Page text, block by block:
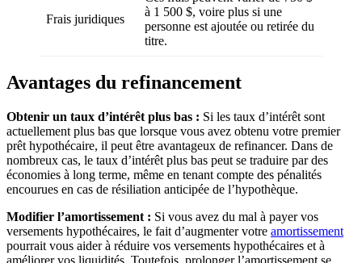
Frais juridiques
à 1 500 $, voire plus si une
personne est ajoutée ou retirée du
titre.
Avantages du refinancement
Obtenir un taux d’intérêt plus bas : Si les taux d’intérêt sont
actuellement plus bas que lorsque vous avez obtenu votre premier
prêt hypothécaire, il peut être avantageux de refinancer. Dans de
nombreux cas, le taux d’intérêt plus bas peut se traduire par des
économies à long terme, même en tenant compte des pénalités
encourues en cas de résiliation anticipée de l’hypothèque.
Modifier l’amortissement : Si vous avez du mal à payer vos
versements hypothécaires, le fait d’augmenter votre amortissement
pourrait vous aider à réduire vos versements hypothécaires et à